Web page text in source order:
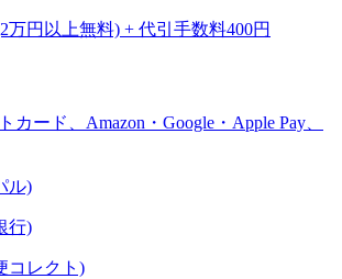
万円以上無料) + 代引手数料400円
カード、Amazon・Google・Apple Pay、
ル)
行)
コレクト)